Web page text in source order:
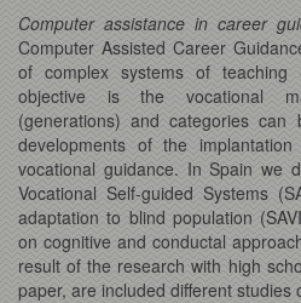
Computer assistance in career
Computer Assisted Career
of complex systems of
objective is the vocational
(generations) and categories can
developments of the
vocational guidance. In Spain we
Vocational Self-guided Systems
adaptation to blind population
on cognitive and conductal
result of the research with high
paper, are included different studies